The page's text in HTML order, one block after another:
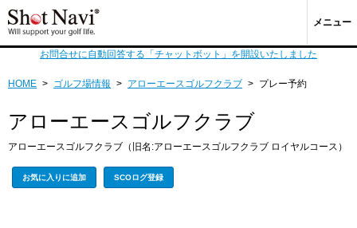
メニュー
お問合せに自動回答する「チャットボット」を開設いたしました
HOME > ゴルフ場情報 > アローエースゴルフクラブ > プレー予約
アローエースゴルフクラブ
アローエースゴルフクラブ（旧名:アローエースゴルフクラブ ロイヤルコース）
お気に入りに追加 SCOログ登録